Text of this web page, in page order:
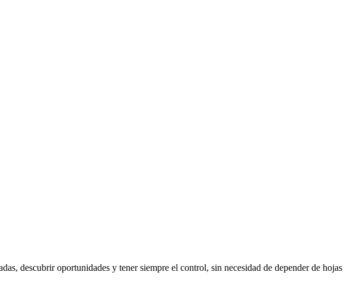
descubrir oportunidades y tener siempre el control, sin necesidad de depender de hojas